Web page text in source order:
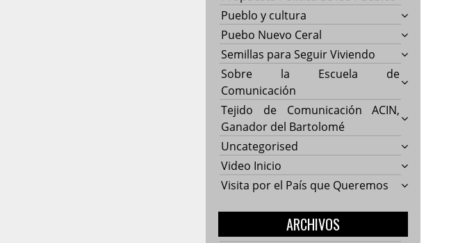
Pueblo y cultura
Puebo Nuevo Ceral
Semillas para Seguir Viviendo
Sobre la Escuela de
Comunicación
Tejido de Comunicación ACIN,
Ganador del Bartolomé
Uncategorised
Video Inicio
Visita por el País que Queremos
ARCHIVOS